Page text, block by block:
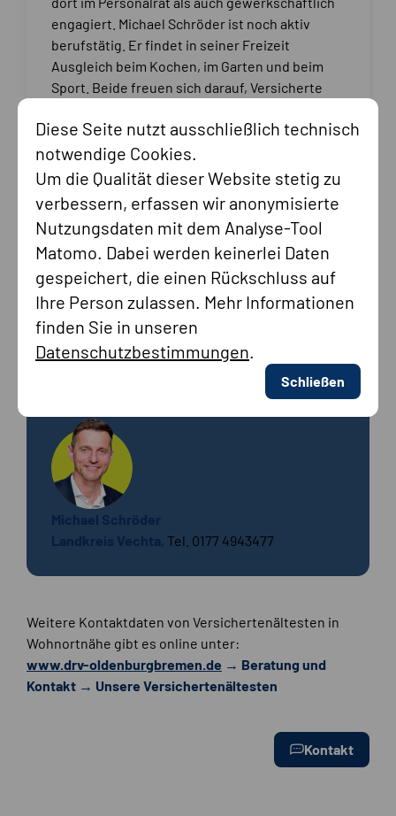
Diese Seite nutzt ausschließlich technisch
notwendige Cookies.
Um die Qualität dieser Website stetig zu
verbessern, erfassen wir anonymisierte
Nutzungsdaten mit dem Analyse-Tool
Matomo. Dabei werden keinerlei Daten
gespeichert, die einen Rückschluss auf
Ihre Person zulassen. Mehr Informationen
finden Sie in unseren
Datenschutzbestimmungen.
Schließen
engagiert. Michael Schröder ist noch aktiv
berufstätig. Er findet in seiner Freizeit
Ausgleich beim Kochen, im Garten und beim
Sport. Beide freuen sich darauf, Versicherte
unterstützen zu können. Ihre
Serviceleistungen sind dabei kostenfrei. Hier
die Kontaktdaten:
Tel. 0151 61603057
Michael Schröder
Landkreis Vechta, Tel. 0177 4943477
Weitere Kontaktdaten von Versichertenältesten in
Wohnortnähe gibt es online unter:
www.drv-oldenburgbremen.de → Beratung und
Kontakt → Unsere Versichertenältesten
Kontakt